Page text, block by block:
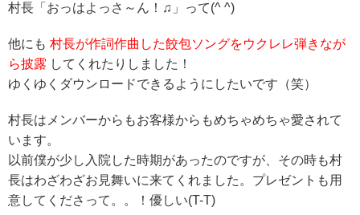
村長「おっはよっさ～ん！♫」って(^ ^)
他にも 村長が作詞作曲した餃包ソングをウクレレ弾きなが
ら披露 してくれたりしました！
ゆくゆくダウンロードできるようにしたいです（笑）
村長はメンバーからもお客様からもめちゃめちゃ愛されて
います。
以前僕が少し入院した時期があったのですが、その時も村
長はわざわざお見舞いに来てくれました。プレゼントも用
意してくださって。。！優しい(T-T)